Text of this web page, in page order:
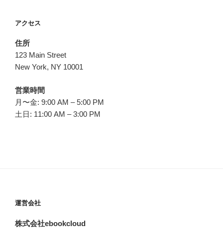
アクセス
住所
123 Main Street
New York, NY 10001
営業時間
月〜金: 9:00 AM – 5:00 PM
土日: 11:00 AM – 3:00 PM
運営会社
株式会社ebookcloud